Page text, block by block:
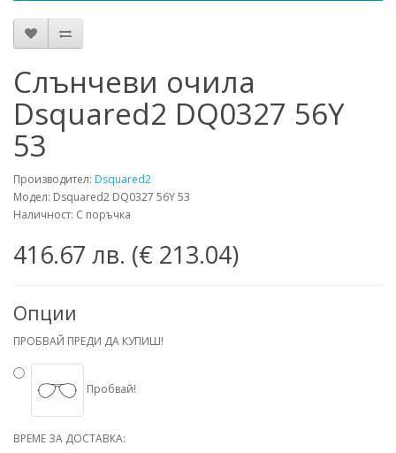
Слънчеви очила
Dsquared2 DQ0327 56Y
53
Производител: Dsquared2
Модел: Dsquared2 DQ0327 56Y 53
Наличност: С поръчка
416.67 лв. (€ 213.04)
Опции
ПРОБВАЙ ПРЕДИ ДА КУПИШ!
Пробвай!
ВРЕМЕ ЗА ДОСТАВКА: